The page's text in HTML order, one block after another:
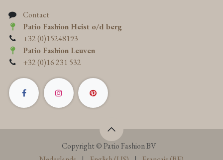
Contact
Patio Fashion Heist o/d berg
+32 (0)15248193
Patio Fashion Leuven
+32 (0)16 231 532
Copyright © Patio Fashion BV